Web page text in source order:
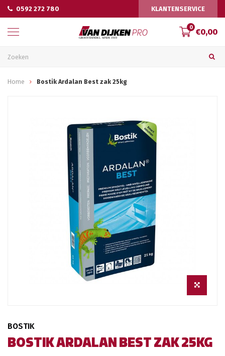
0592 272 780 KLANTENSERVICE
0 €0,00
Home Bostik Ardalan Best zak 25kg
BOSTIK ARDALAN BEST ZAK 25KG
BOSTIK